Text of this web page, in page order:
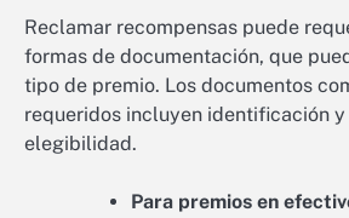
Reclamar recompensas puede
formas de documentación, que
tipo de premio. Los documentos
requeridos incluyen identificación
elegibilidad.
Para premios en